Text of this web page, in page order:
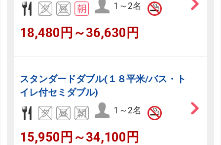
1～2名
18,480円～36,630円
スタンダードダブル(１８平米/バス・ト
イレ付セミダブル)
1～2名
15,950円～34,100円